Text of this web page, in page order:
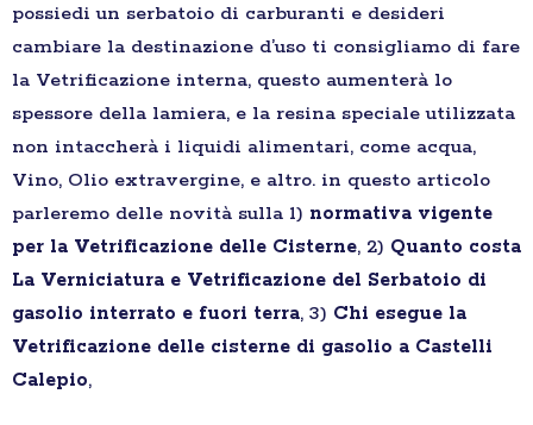
possiedi un serbatoio di carburanti e desideri
cambiare la destinazione d’uso ti consigliamo di fare
la Vetrificazione interna, questo aumenterà lo
spessore della lamiera, e la resina speciale utilizzata
non intaccherà i liquidi alimentari, come acqua,
Vino, Olio extravergine, e altro. in questo articolo
parleremo delle novità sulla 1) normativa vigente
per la Vetrificazione delle Cisterne, 2) Quanto costa
La Verniciatura e Vetrificazione del Serbatoio di
gasolio interrato e fuori terra, 3) Chi esegue la
Vetrificazione delle cisterne di gasolio a Castelli
Calepio,